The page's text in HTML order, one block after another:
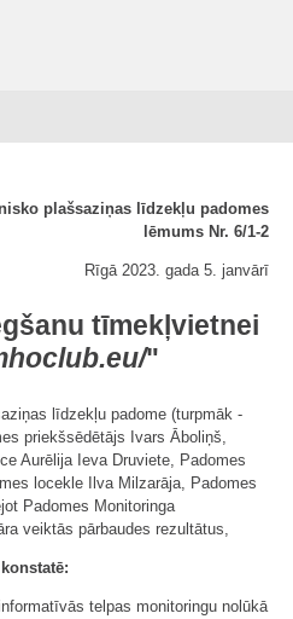
plašsaziņas līdzekļu padomes
lēmums Nr. 6/1-2
Rīgā 2023. gada 5. janvārī
tīmekļvietnei
"
līdzekļu padome (turpmāk -
priekšsēdētājs Ivars Āboliņš,
Aurēlija Ieva Druviete, Padomes
locekle Ilva Milzarāja, Padomes
Padomes Monitoringa
veiktās pārbaudes rezultātus,
konstatē:
telpas monitoringu nolūkā